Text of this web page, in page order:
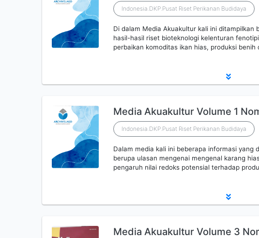
Indonesia.DKP.Pusat Riset Perikanan Budidaya
Di dalam Media Akuakultur kali ini ditampilkan
hasil-hasil riset bioteknologi kelenturan
perbaikan komoditas ikan hias, produksi benih
Media Akuakultur Volume 1
Indonesia.DKP.Pusat Riset Perikanan Budidaya
Dalam media kali ini beberapa informasi yang
berupa ulasan mengenai mengenal karang
pengaruh nilai redoks potensial terhadap
Media Akuakultur Volume 3